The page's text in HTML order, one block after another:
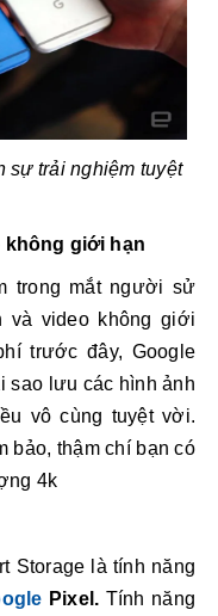
sự trải nghiệm tuyệt
giới hạn
trong mắt người sử
video không giới
trước đây, Google
sao lưu các hình ảnh
vô cùng tuyệt vời.
bảo, thậm chí bạn có
4k
Storage là tính năng
Pixel. Tính năng